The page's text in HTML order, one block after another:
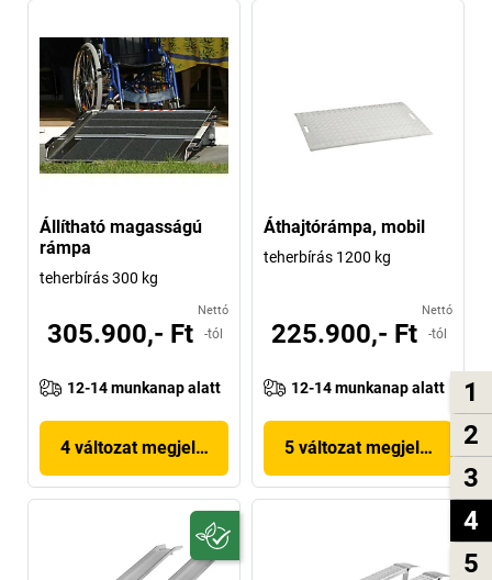
1
2
3
4
5
Állítható magasságú
rámpa
teherbírás 300 kg
Nettó
305.900,- Ft -tól
12-14 munkanap alatt
4 változat megjelenítése
Áthajtórámpa, mobil
teherbírás 1200 kg
Nettó
225.900,- Ft -tól
12-14 munkanap alatt
5 változat megjelenítése